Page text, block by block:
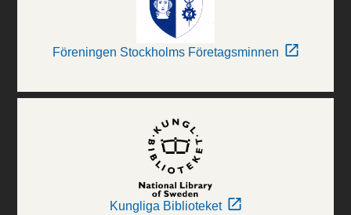
Föreningen Stockholms Företagsminnen
Kungliga Biblioteket